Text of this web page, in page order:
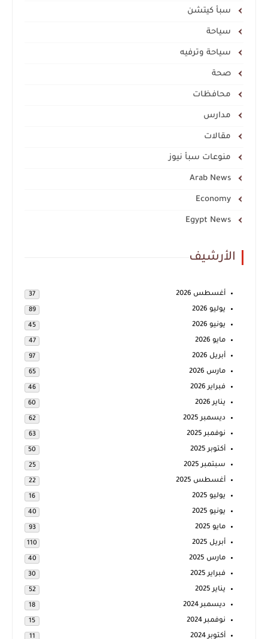
سبأ كيتشن
سياحة
سياحة وترفيه
صحة
محافظات
مدارس
مقالات
منوعات سبأ نيوز
Arab News
Economy
Egypt News
الأرشيف
أغسطس 2026 37
يوليو 2026 89
يونيو 2026 45
مايو 2026 47
أبريل 2026 97
مارس 2026 65
فبراير 2026 46
يناير 2026 60
ديسمبر 2025 62
نوفمبر 2025 63
أكتوبر 2025 50
سبتمبر 2025 25
أغسطس 2025 22
يوليو 2025 16
يونيو 2025 40
مايو 2025 93
أبريل 2025 110
مارس 2025 40
فبراير 2025 30
يناير 2025 52
ديسمبر 2024 18
نوفمبر 2024 15
أكتوبر 2024 11